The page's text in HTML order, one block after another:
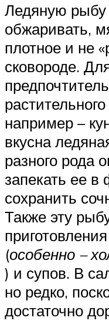
Ледяную
обжаривать,
плотное и не
сковороде.
например –
вкусна
разного рода
запекать ее в
сохранить
Также эту
(особенно –
) и супов. В
но редко,
достаточно